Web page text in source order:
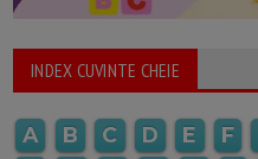
INDEX CUVINTE CHEIE
A B C D E F